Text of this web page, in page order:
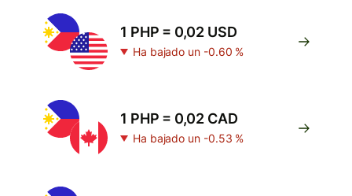
1 PHP = 0,02 USD
Ha bajado un -0.60 %
1 PHP = 0,02 CAD
Ha bajado un -0.53 %